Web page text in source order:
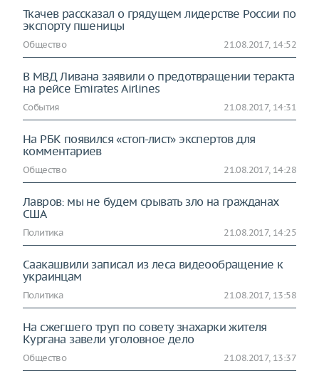
Ткачев рассказал о грядущем лидерстве России по
экспорту пшеницы
Общество 21.08.2017, 14:52
В МВД Ливана заявили о предотвращении теракта
на рейсе Emirates Airlines
События 21.08.2017, 14:31
На РБК появился «стоп-лист» экспертов для
комментариев
Общество 21.08.2017, 14:28
Лавров: мы не будем срывать зло на гражданах
США
Политика 21.08.2017, 14:25
Саакашвили записал из леса видеообращение к
украинцам
Политика 21.08.2017, 13:58
На сжегшего труп по совету знахарки жителя
Кургана завели уголовное дело
Общество 21.08.2017, 13:37